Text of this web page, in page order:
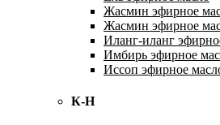
Жасмин эфирное
Жасмин эфирное
Иланг-иланг
Имбирь эфирное
Иссоп эфирное
К-Н